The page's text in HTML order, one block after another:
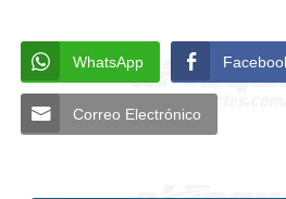
WhatsApp
Correo Electrónico